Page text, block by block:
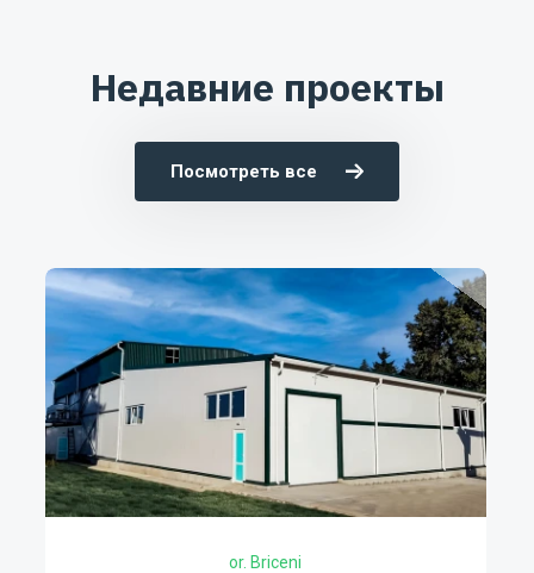
Недавние проекты
Посмотреть все
Burlacu-Fruct CÎ
s.Burlacu, r-l Cahu